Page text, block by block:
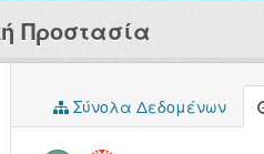
Προστασία
Σύνολα Δεδομένων